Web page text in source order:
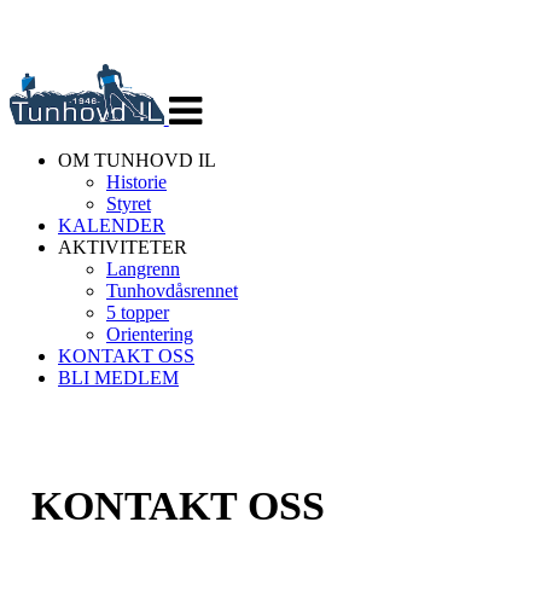
navigasjon
OM TUNHOVD IL
Historie
Styret
KALENDER
AKTIVITETER
Langrenn
Tunhovdåsrennet
5 topper
Orientering
KONTAKT OSS
BLI MEDLEM
KONTAKT OSS